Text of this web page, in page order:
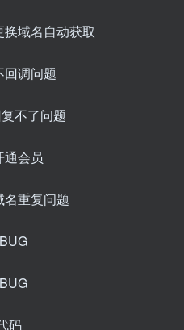
域名自动获取
回调问题
不了问题
通会员
名重复问题
码